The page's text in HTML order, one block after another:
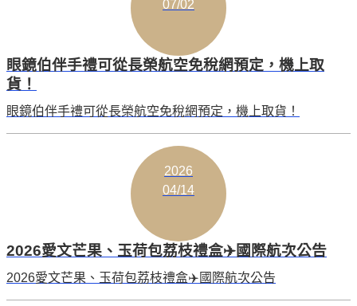
07/02
眼鏡伯伴手禮可從長榮航空免稅網預定，機上取
貨！
眼鏡伯伴手禮可從長榮航空免稅網預定，機上取貨！
2026
04/14
2026愛文芒果、玉荷包荔枝禮盒✈️國際航次公告
2026愛文芒果、玉荷包荔枝禮盒✈️國際航次公告